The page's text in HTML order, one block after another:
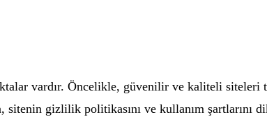
vardır. Öncelikle, güvenilir ve kaliteli
gizlilik politikasını ve kullanım şartlarını